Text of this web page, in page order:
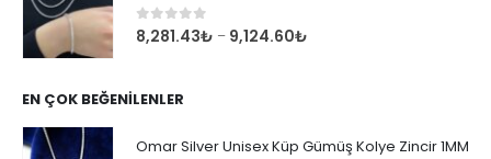
0 out of 5
8,281.43₺ – 9,124.60₺
EN ÇOK BEĞENILENLER
Omar Silver Unisex Küp Gümüş Kolye Zincir 1MM